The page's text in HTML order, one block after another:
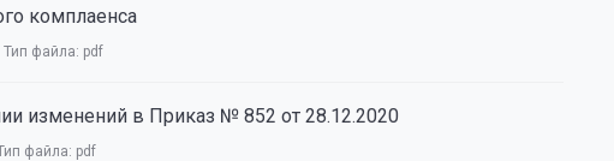
комплаенса
Тип файла: pdf
изменений в Приказ № 852 от 28.12.2020
файла: pdf